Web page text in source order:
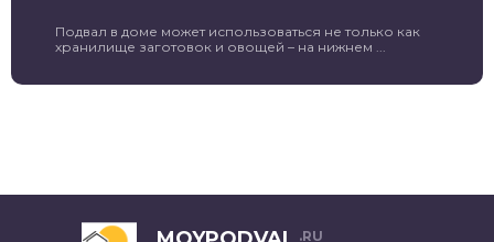
Подвал в доме может использоваться не только как
хранилище заготовок и овощей – на нижнем ...
.RU